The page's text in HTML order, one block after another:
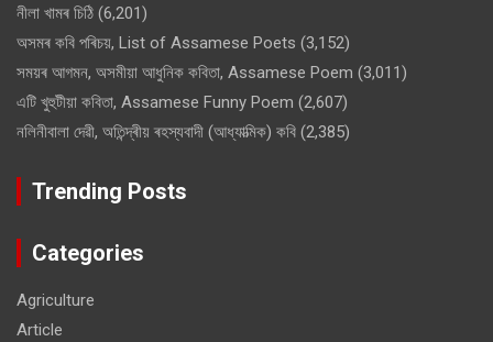
নীলা খামৰ চিঠি (6,201)
অসমৰ কবি পৰিচয়, List of Assamese Poets (3,152)
সময়ৰ আগমন, অসমীয়া আধুনিক কবিতা, Assamese Poem (3,011)
এটি খুহুটীয়া কবিতা, Assamese Funny Poem (2,607)
নলিনীবালা দেৱী, অতিন্দ্ৰীয় ৰহস্যবাদী (আধ্যাত্মিক) কবি (2,385)
Trending Posts
Categories
Agriculture
Article